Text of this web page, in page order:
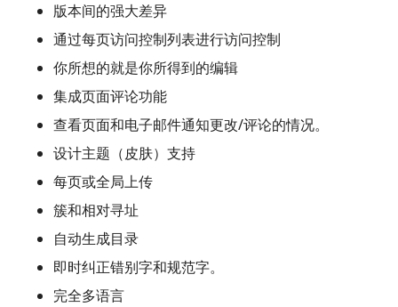
版本间的强大差异
通过每页访问控制列表进行访问控制
你所想的就是你所得到的编辑
集成页面评论功能
查看页面和电子邮件通知更改/评论的情况。
设计主题（皮肤）支持
每页或全局上传
簇和相对寻址
自动生成目录
即时纠正错别字和规范字。
完全多语言